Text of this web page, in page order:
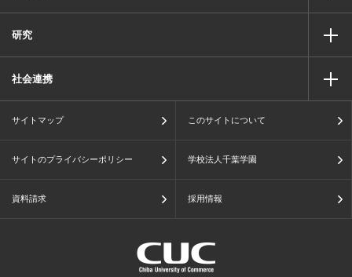
研究
社会連携
サイトマップ このサイトについて
サイトのプライバシーポリシー 学校法人千葉学園
資料請求 採用情報